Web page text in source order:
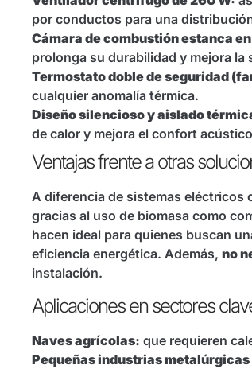
por conductos para una
Cámara de combustión estanca
prolonga su durabilidad y mejora la
Termostato doble de seguridad
cualquier anomalía térmica.
Diseño silencioso y aislado
de calor y mejora el confort
Ventajas frente a otras
A diferencia de sistemas eléctricos
gracias al uso de biomasa como
hacen ideal para quienes buscan
eficiencia energética. Además, no
instalación.
Aplicaciones en sectores
Naves agrícolas: que requieren
Pequeñas industrias